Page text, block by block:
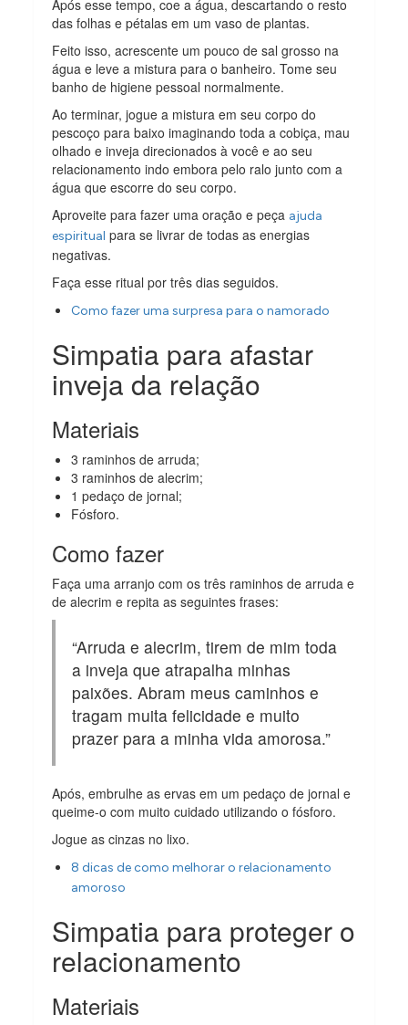
Após esse tempo, coe a água, descartando o resto
das folhas e pétalas em um vaso de plantas.
Feito isso, acrescente um pouco de sal grosso na
água e leve a mistura para o banheiro. Tome seu
banho de higiene pessoal normalmente.
Ao terminar, jogue a mistura em seu corpo do
pescoço para baixo imaginando toda a cobiça, mau
olhado e inveja direcionados à você e ao seu
relacionamento indo embora pelo ralo junto com a
água que escorre do seu corpo.
Aproveite para fazer uma oração e peça ajuda
espiritual para se livrar de todas as energias
negativas.
Faça esse ritual por três dias seguidos.
Como fazer uma surpresa para o namorado
Simpatia para afastar
inveja da relação
Materiais
3 raminhos de arruda;
3 raminhos de alecrim;
1 pedaço de jornal;
Fósforo.
Como fazer
Faça uma arranjo com os três raminhos de arruda e
de alecrim e repita as seguintes frases:
“Arruda e alecrim, tirem de mim toda
a inveja que atrapalha minhas
paixões. Abram meus caminhos e
tragam muita felicidade e muito
prazer para a minha vida amorosa.”
Após, embrulhe as ervas em um pedaço de jornal e
queime-o com muito cuidado utilizando o fósforo.
Jogue as cinzas no lixo.
8 dicas de como melhorar o relacionamento
amoroso
Simpatia para proteger o
relacionamento
Materiais